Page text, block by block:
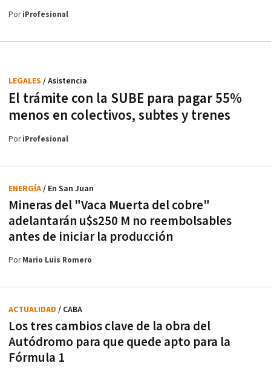
PoriProfesional
El trámite con la SUBE para pagar 55%
menos en colectivos, subtes y trenes
LEGALES / Asistencia
PoriProfesional
Mineras del "Vaca Muerta del cobre"
adelantarán u$s250 M no reembolsables
antes de iniciar la producción
ENERGÍA/ En San Juan
PorMario Luis Romero
Los tres cambios clave de la obra del
Autódromo para que quede apto para la
Fórmula 1
ACTUALIDAD / CABA